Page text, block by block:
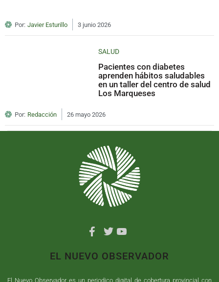
Por: Javier Esturillo 3 junio 2026
SALUD
Pacientes con diabetes
aprenden hábitos saludables
en un taller del centro de salud
Los Marqueses
Por: Redacción 26 mayo 2026
EL NUEVO OBSERVADOR
El Nuevo Observador es un periodico digital de cobertura provincial con